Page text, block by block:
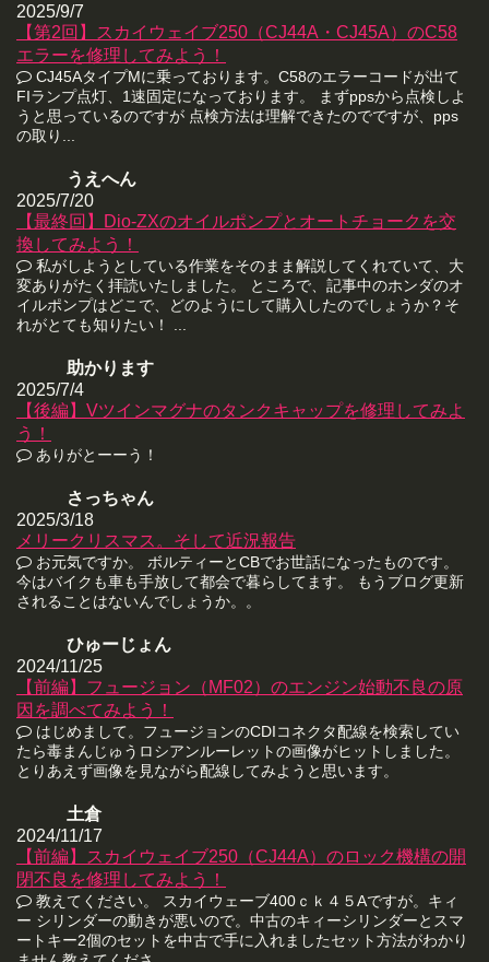
2025/9/7
【第2回】スカイウェイブ250（CJ44A・CJ45A）のC58
エラーを修理してみよう！
CJ45AタイプMに乗っております。C58のエラーコードが出て
FIランプ点灯、1速固定になっております。 まずppsから点検しよ
うと思っているのですが 点検方法は理解できたのでですが、pps
の取り...
うえへん
2025/7/20
【最終回】Dio-ZXのオイルポンプとオートチョークを交
換してみよう！
私がしようとしている作業をそのまま解説してくれていて、大
変ありがたく拝読いたしました。 ところで、記事中のホンダのオ
イルポンプはどこで、どのようにして購入したのでしょうか？そ
れがとても知りたい！ ...
助かります
2025/7/4
【後編】Vツインマグナのタンクキャップを修理してみよ
う！
ありがとーーう！
さっちゃん
2025/3/18
メリークリスマス。そして近況報告
お元気ですか。 ボルティーとCBでお世話になったものです。
今はバイクも車も手放して都会で暮らしてます。 もうブログ更新
されることはないんでしょうか。。
ひゅーじょん
2024/11/25
【前編】フュージョン（MF02）のエンジン始動不良の原
因を調べてみよう！
はじめまして。フュージョンのCDIコネクタ配線を検索してい
たら毒まんじゅうロシアンルーレットの画像がヒットしました。
とりあえず画像を見ながら配線してみようと思います。
土倉
2024/11/17
【前編】スカイウェイブ250（CJ44A）のロック機構の開
閉不良を修理してみよう！
教えてください。 スカイウェーブ400ｃｋ４５Aですが。キィ
ー シリンダーの動きが悪いので。中古のキィーシリンダーとスマ
ートキー2個のセットを中古で手に入れましたセット方法がわかり